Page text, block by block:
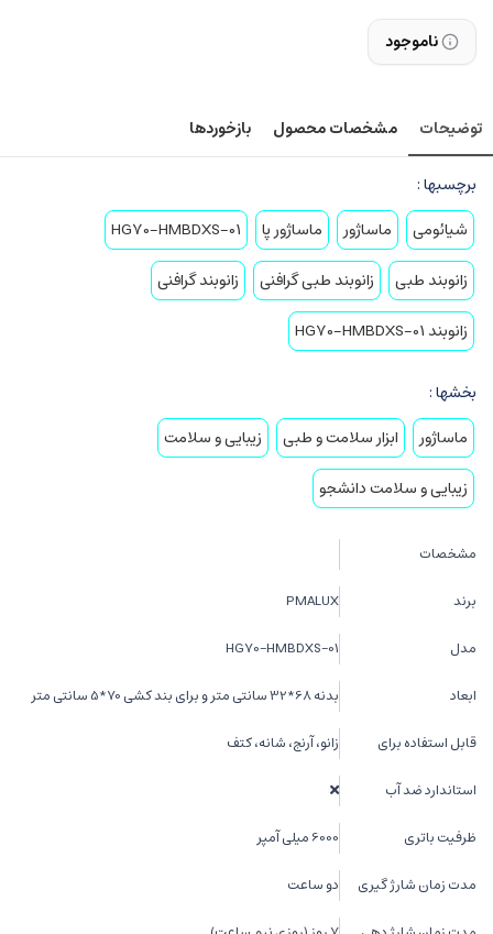
ناموجود
توضیحات مشخصات محصول بازخوردها
برچسبها :
شیائومی
ماساژور ماساژور پا
HG70-HMBDXS-01
زانوبند طبی
زانوبند طبی گرافنی
زانوبند گرافنی
زانوبند HG70-HMBDXS-01
بخشها :
ماساژور
ابزار سلامت و طبی
زیبایی و سلامت
زیبایی و سلامت دانشجو
مشخصات
برند PMALUX
مدل HG70-HMBDXS-01
ابعاد بدنه 68*32 سانتی متر و برای بند کشی 70*5 سانتی متر
قابل استفاده برای زانو، آرنج، شانه، کتف
استاندارد ضد آب
ظرفیت باتری 6000 میلی آمپر
مدت زمان شارژ گیری دو ساعت